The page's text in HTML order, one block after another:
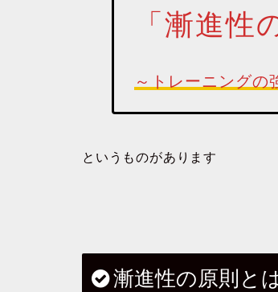
「漸進性
～トレーニングの
というものがあります
漸進性の原則と